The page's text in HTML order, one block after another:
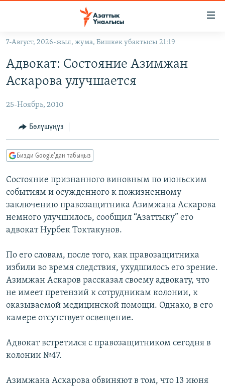
Навигацияга
өтүңүз
Издөөгө
салыңыз
КЫРГЫЗСТАН
КЫРГЫЗСТАН
САЯСАТ
ЭКОНОМИКА
ДҮЙНӨ
ДҮЙНӨ
БОРБОР АЗИЯ
УКРАИНА
АТАЙЫН ИЛИКТӨӨ
БҮГҮН АЗАТТЫКТА
ЭКСПЕРТТЕР ТАЛДАЙТ
БИЗ ЖАНА ДҮЙНӨ
ДАНИСТЕ
ЭЖЕ-СИҢДИЛЕР
АЗАТТЫК+
ЫҢГАЙСЫЗ СУРООЛОР
ПОДКАСТ
ӨЗГӨЧӨ ПИКИР
Русский
ОНЛАЙН ШЕРИНЕ
ЭЕ/АРнун бардык сайттары
7-Август, 2026-жыл, жума, Бишкек убактысы 21:19
Адвокат: Состояние Азимжан
Аскарова улучшается
25-Ноябрь, 2010
Бөлүшүңүз
Бизди Google'дан табыңыз
Состояние признанного виновным по июньским
событиям и осужденного к пожизненному
заключению правозащитника Азимжана Аскарова
немного улучшилось, сообщил “Азаттыку” его
адвокат Нурбек Токтакунов.
По его словам, после того, как правозащитника
избили во время следствия, ухудшилось его зрение.
Азимжан Аскаров рассказал своему адвокату, что
не имеет претензий к сотрудникам колонии, к
оказываемой медицинской помощи. Однако, в его
камере отсутствует освещение.
Адвокат встретился с правозащитником сегодня в
колонии №47.
Азимжана Аскарова обвиняют в том, что 13 июня